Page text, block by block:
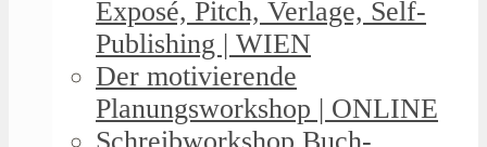
Exposé, Pitch, Verlage, Self-
Publishing | WIEN
Der motivierende
Planungsworkshop | ONLINE
Schreibworkshop Buch-